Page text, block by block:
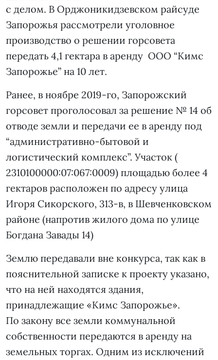
с делом. В Орджоникидзевском райсуде
Запорожья рассмотрели уголовное
производство о решении горсовета
передать 4,1 гектара в аренду ООО “Кимс
Запорожье” на 10 лет.
Ранее, в ноябре 2019-го, Запорожский
горсовет проголосовал за решение № 14 об
отводе земли и передачи ее в аренду под
“административно-бытовой и
логистический комплекс”. Участок (
2310100000:07:067:0009) площадью более 4
гектаров расположен по адресу улица
Игоря Сикорского, 313-в, в Шевченковском
районе (напротив жилого дома по улице
Богдана Завады 14)
Землю передавали вне конкурса, так как в
пояснительной записке к проекту указано,
что на ней находятся здания,
принадлежащие «Кимс Запорожье».
По закону все земли коммунальной
собственности передаются в аренду на
земельных торгах. Одним из исключений